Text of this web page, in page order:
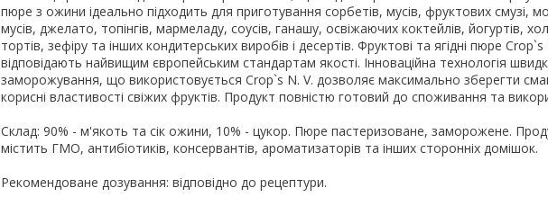
пюре з ожини ідеально підходить для приготування сорбетів, мусів, фруктових смузі,
мусів, джелато, топінгів, мармеладу, соусів, ганашу, освіжаючих коктейлів, йогуртів,
тортів, зефіру та інших кондитерських виробів і десертів. Фруктові та ягідні пюре Crop`s
відповідають найвищим європейським стандартам якості. Інноваційна технологія
заморожування, що використовується Crop`s N. V. дозволяє максимально зберегти
корисні властивості свіжих фруктів. Продукт повністю готовий до споживання та
Склад: 90% - м'якоть та сік ожини, 10% - цукор. Пюре пастеризоване, заморожене.
містить ГМО, антибіотиків, консервантів, ароматизаторів та інших сторонніх домішок.
Рекомендоване дозування: відповідно до рецептури.